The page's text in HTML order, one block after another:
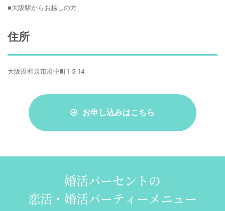
■大阪駅からお越しの方
住所
大阪府和泉市府中町1-5-14
お申し込みはこちら
婚活パーセントの
恋活・婚活パーティーメニュー